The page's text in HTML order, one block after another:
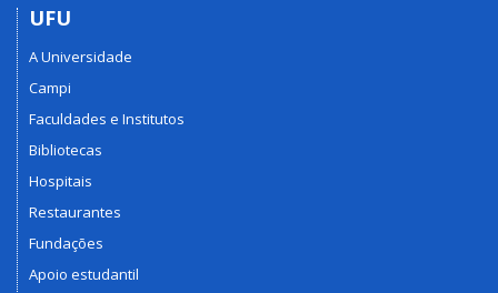
UFU
A Universidade
Campi
Faculdades e Institutos
Bibliotecas
Hospitais
Restaurantes
Fundações
Apoio estudantil